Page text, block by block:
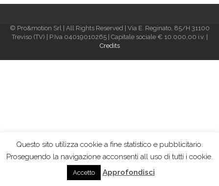
© Pro&motion Srl | All Rights Reserved | Via E. Reginato, 85/H 31100
Treviso (TV) | P.Iva 04019010265 | Capitale sociale € 10.000,00 i.v. |
Credits
Questo sito utilizza cookie a fine statistico e pubblicitario.
Proseguendo la navigazione acconsenti all uso di tutti i cookie.
Accetto Approfondisci